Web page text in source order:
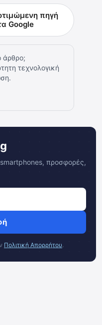
πηγή
Google
άρθρο;
τεχνολογική
προσφορές,
Πολιτική Απορρήτου.